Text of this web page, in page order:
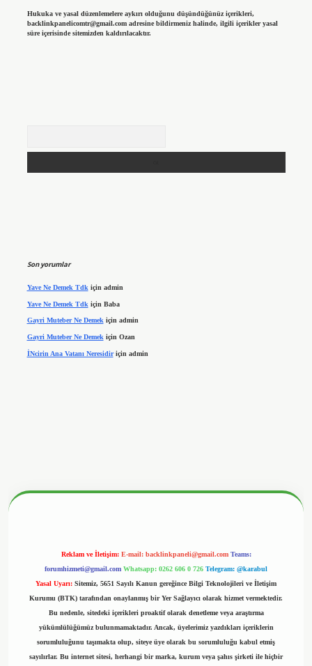
Hukuka ve yasal düzenlemelere aykırı olduğunu düşündüğünüz içerikleri,
backlinkpanelicomtr@gmail.comadresine bildirmeniz halinde, ilgili içerikler yasal
süre içerisinde sitemizden kaldırılacaktır.
Son yorumlar
Yave Ne Demek Tdk için admin
Yave Ne Demek Tdk için Baba
Gayri Muteber Ne Demekiçin admin
Gayri Muteber Ne Demek için Ozan
İNcirin Ana Vatanı Neresidiriçin admin
Reklam ve İletişim: E-mail: backlinkpaneli@gmail.com Teams:
forumhizmeti@gmail.com Whatsapp: 0262 606 0 726 Telegram: @karabul
Yasal Uyarı: Sitemiz, 5651 Sayılı Kanun gereğince Bilgi Teknolojileri ve İletişim
Kurumu (BTK) tarafından onaylanmış bir Yer Sağlayıcı olarak hizmet vermektedir.
Bu nedenle, sitedeki içerikleri proaktif olarak denetleme veya araştırma
yükümlülüğümüz bulunmamaktadır. Ancak, üyelerimiz yazdıkları içeriklerin
sorumluluğunu taşımakta olup, siteye üye olarak bu sorumluluğu kabul etmiş
sayılırlar. Bu internet sitesi, herhangi bir marka, kurum veya şahıs şirketi ile hiçbir